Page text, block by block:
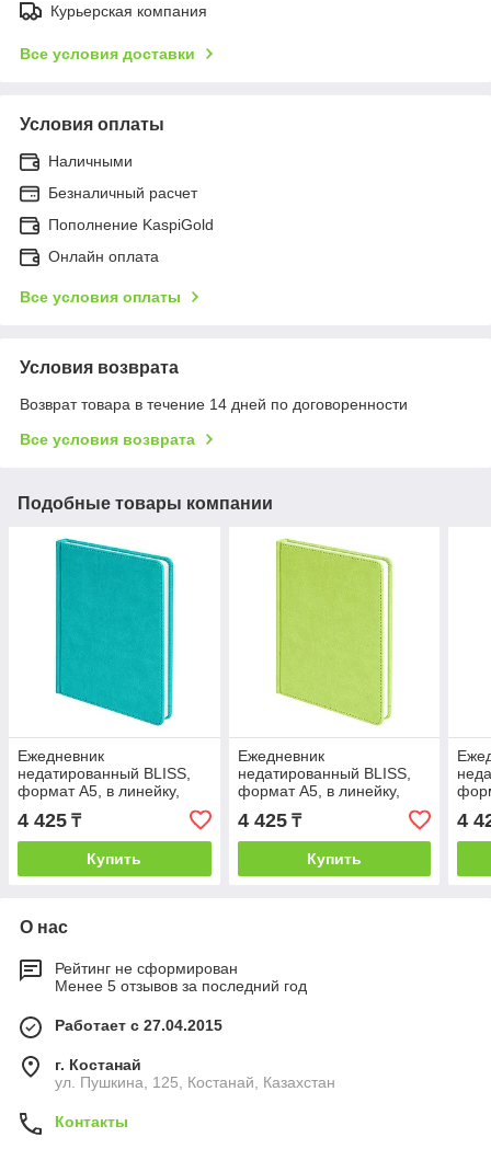
Курьерская компания
Все условия доставки
Условия оплаты
Наличными
Безналичный расчет
Пополнение KaspiGold
Онлайн оплата
Все условия оплаты
Условия возврата
Возврат товара в течение 14 дней по договоренности
Все условия возврата
Подобные товары компании
Ежедневник
недатированный BLISS,
формат А5, в линейку,
Бирюзовый, -, 24601 07
4 425 ₸
Купить
Ежедневник
недатированный BLISS,
формат А5, в линейку,
Зеленый, -, 24601 27
4 425₸
Купить
4
О нас
Рейтинг не сформирован
Менее 5 отзывов за последний год
Работает с 27.04.2015
г. Костанай
ул. Пушкина, 125, Костанай, Казахстан
Контакты